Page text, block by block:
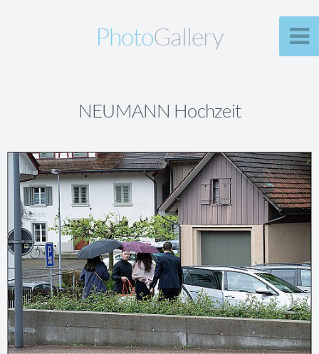
PhotoGallery
NEUMANN Hochzeit